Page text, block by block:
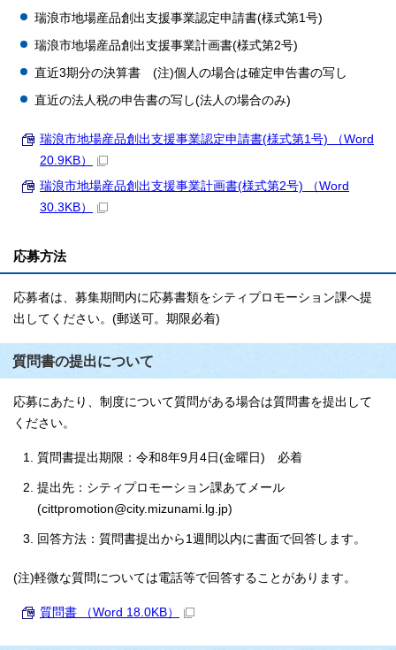
瑞浪市地場産品創出支援事業認定申請書(様式第1号)
瑞浪市地場産品創出支援事業計画書(様式第2号)
直近3期分の決算書 (注)個人の場合は確定申告書の写し
直近の法人税の申告書の写し(法人の場合のみ)
瑞浪市地場産品創出支援事業認定申請書(様式第1号) （Word
20.9KB）
瑞浪市地場産品創出支援事業計画書(様式第2号) （Word
30.3KB）
応募方法
応募者は、募集期間内に応募書類をシティプロモーション課へ提
出してください。(郵送可。期限必着)
質問書の提出について
応募にあたり、制度について質問がある場合は質問書を提出して
ください。
質問書提出期限：令和8年9月4日(金曜日) 必着
提出先：シティプロモーション課あてメール
(cittpromotion@city.mizunami.lg.jp)
回答方法：質問書提出から1週間以内に書面で回答します。
(注)軽微な質問については電話等で回答することがあります。
質問書 （Word 18.0KB）